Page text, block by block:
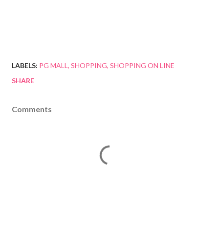
LABELS: PG MALL SHOPPING SHOPPING ON LINE
SHARE
Comments